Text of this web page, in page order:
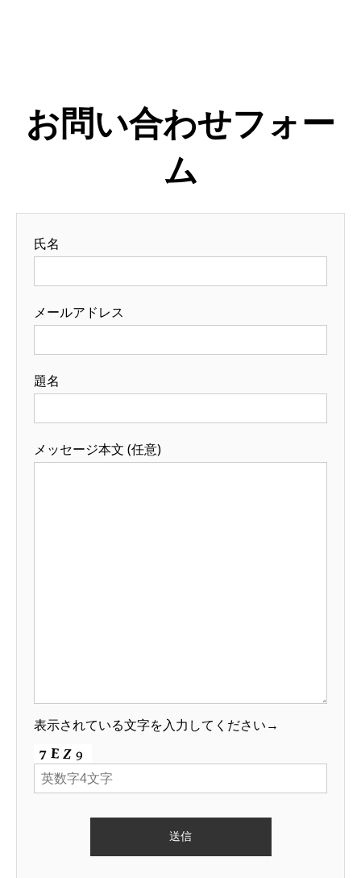
お問い合わせフォー
ム
氏名
メールアドレス
題名
メッセージ本文 (任意)
表示されている文字を入力してください→